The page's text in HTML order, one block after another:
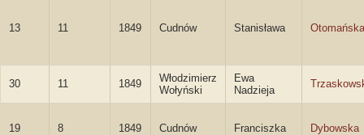
13 11 1849 Cudnów Stanisława Otomańska
30 11 1849
Włodzimierz
Wołyński
Ewa
Nadzieja
19 8 1849 Cudnów Franciszka Dybowska